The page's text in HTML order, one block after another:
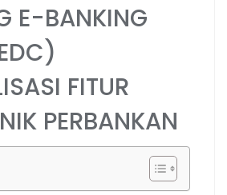
E-BANKING
FITUR
PERBANKAN